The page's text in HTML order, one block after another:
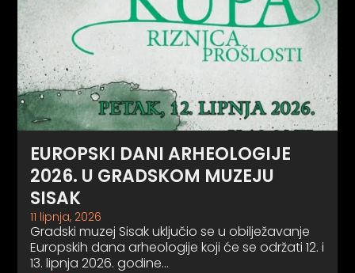
EUROPSKI DANI ARHEOLOGIJE
2026. U GRADSKOM MUZEJU
SISAK
11 lipnja, 2026
Gradski muzej Sisak uključio se u obilježavanje
Europskih dana arheologije koji će se održati 12. i
13. lipnja 2026. godine…